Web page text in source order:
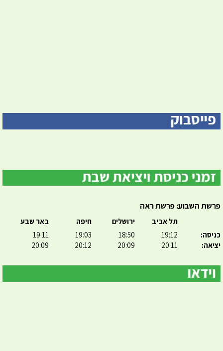
פרשת השבוע: פרשת ראה
כניסה:
יציאה:
תל אביב
19:12
20:11
ירושלים
18:50
20:09
חיפה
19:03
20:12
באר שבע
19:11
20:09